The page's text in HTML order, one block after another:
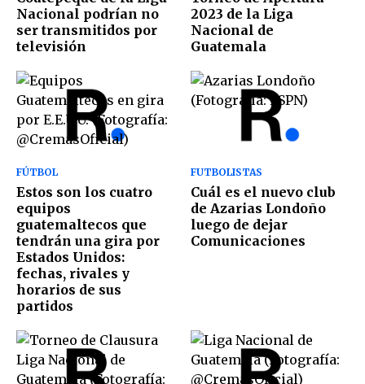
Nacional podrían no
ser transmitidos por
televisión
2023 de la Liga
Nacional de
Guatemala
FÚTBOL
Estos son los cuatro
equipos
guatemaltecos que
tendrán una gira por
Estados Unidos:
fechas, rivales y
horarios de sus
partidos
FUTBOLISTAS
Cuál es el nuevo club
de Azarias Londoño
luego de dejar
Comunicaciones